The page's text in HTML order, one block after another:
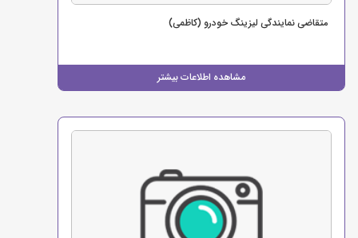
مشاهده اطلاعات بیشتر
متقاضی نمایندگی لیزینگ خودرو (کاظمی)